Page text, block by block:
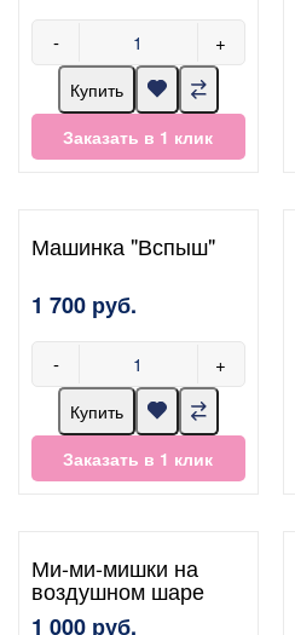
- +
Купить
Заказать в 1 клик
Машинка "Вспыш"
1 700 руб.
- +
Купить
Заказать в 1 клик
Ми-ми-мишки на
воздушном шаре
1 000 руб.